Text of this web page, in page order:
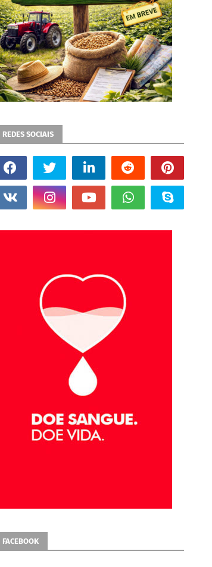
REDES SOCIAIS
FACEBOOK